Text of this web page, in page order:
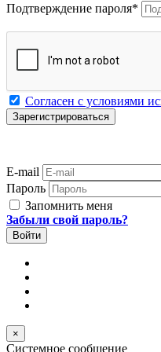
Подтверждение пароля*
Согласен с условиями
E-mail
Пароль
Запомнить меня
Забыли свой пароль?
×
Системное сообщение